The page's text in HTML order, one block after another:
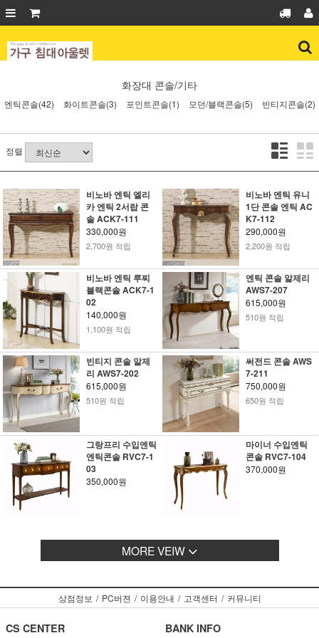
화장대 콘솔/기타
엔틱콘솔(42) 화이트콘솔(3) 포인트콘솔(1) 모던/블랙콘솔(5) 빈티지콘솔(2)
정렬
비노바 엔틱 엘리
카 엔틱 2서랍 콘
솔 ACK7-111
330,000원
2,700원 적립
비노바 엔틱 유니
1단 콘솔 엔틱 AC
K7-112
290,000원
2,200원 적립
비노바 엔틱 루찌
블랙콘솔 ACK7-1
02
140,000원
1,100원 적립
엔틱 콘솔 알제리
AWS7-207
615,000원
510원 적립
빈티지 콘솔 알제
리 AWS7-202
615,000원
510원 적립
써전드 콘솔 AWS
7-211
750,000원
650원 적립
그랑프리 수입엔틱
엔틱콘솔 RVC7-1
03
350,000원
마이너 수입엔틱
콘솔 RVC7-104
370,000원
MORE VEIW
상점정보 / PC버젼 / 이용안내 / 고객센터 / 커뮤니티
CS CENTER
BANK INFO